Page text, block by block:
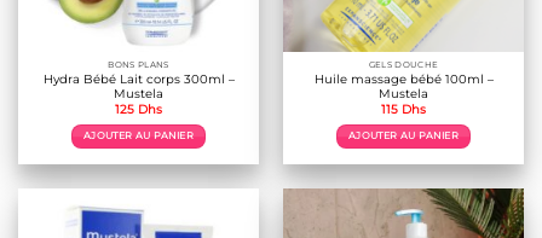
BONS PLANS
Hydra Bébé Lait corps 300ml –
Mustela
125 Dhs
AJOUTER AU PANIER
GELS DOUCHE
Huile massage bébé 100ml –
Mustela
115 Dhs
AJOUTER AU PANIER